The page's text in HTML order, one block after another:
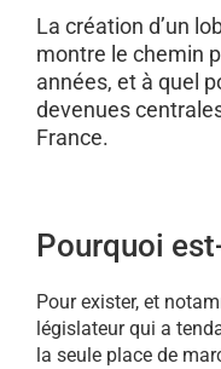
La création d’un
montre le chemin
années, et à quel
devenues
France.
Pourquoi
Pour exister, et
législateur qui a
la seule place de